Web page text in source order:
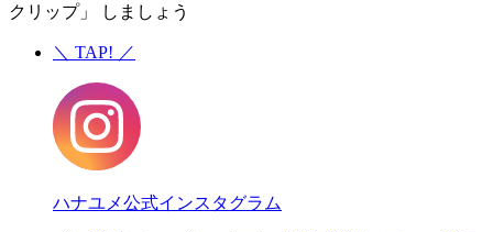
クリップ」 しましょう
＼ TAP! ／
ハナユメ公式インスタグラム